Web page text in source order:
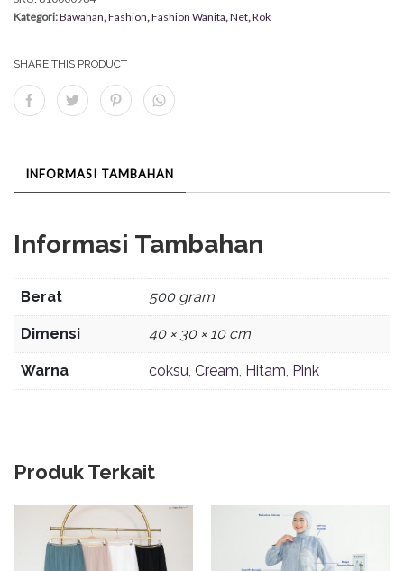
Kategori:Bawahan,Fashion,Fashion Wanita,Net,Rok
SHARE THIS PRODUCT
INFORMASI TAMBAHAN
Informasi Tambahan
Berat 500 gram
Dimensi 40 × 30 × 10 cm
Warna coksu, Cream, Hitam, Pink
Produk Terkait